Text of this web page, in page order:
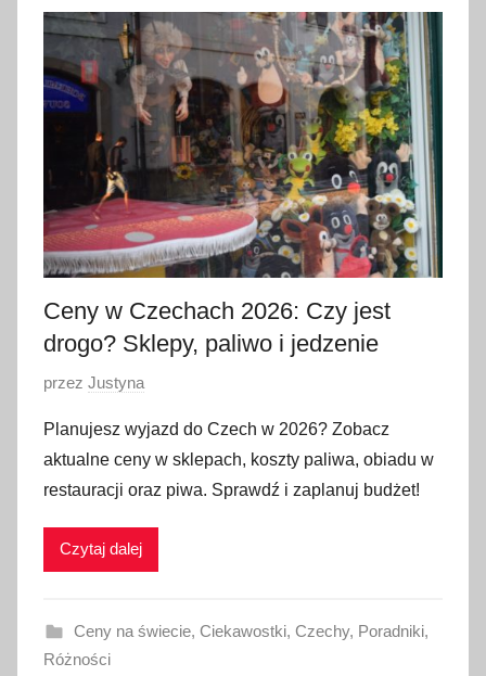
m
j
a
2
6
Ceny w Czechach 2026: Czy jest
drogo? Sklepy, paliwo i jedzenie
O
u
b
l
i
a
n
przez Justyna
Planujesz wyjazd do Czech w 2026? Zobacz
aktualne ceny w sklepach, koszty paliwa, obiadu w
restauracji oraz piwa. Sprawdź i zaplanuj budżet!
Czytaj dalej
Ceny na świecie, Ciekawostki, Czechy, Poradniki,
Różności